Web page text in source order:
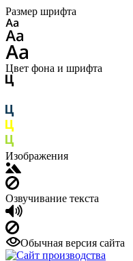
Размер шрифта
Цвет фона и шрифта
Изображения
Озвучивание текста
Обычная версия сайта